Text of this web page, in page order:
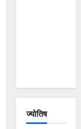
ज्योतिष